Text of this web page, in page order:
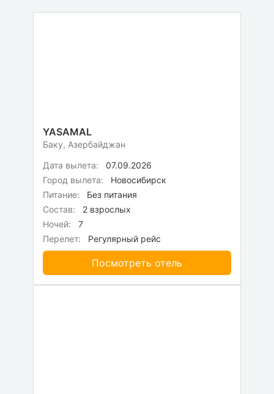
YASAMAL
Баку, Азербайджан
Дата вылета:
07.09.2026
Город вылета:
Новосибирск
Питание:
Без питания
Состав:
2 взрослых
Ночей:
7
Перелет:
Регулярный рейс
Посмотреть отель